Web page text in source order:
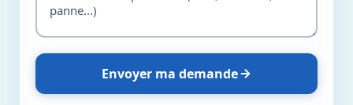
Envoyer ma demande